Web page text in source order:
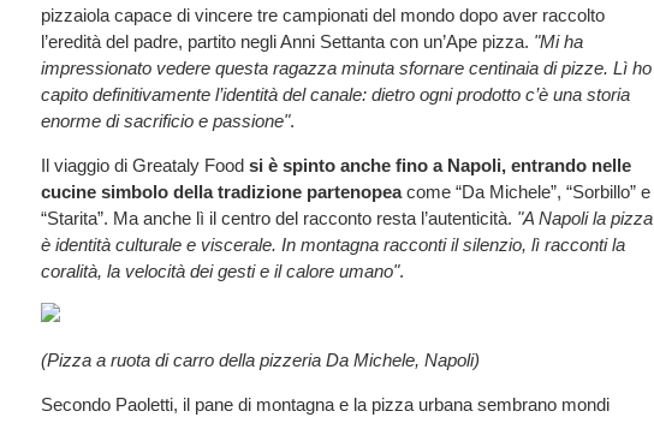
pizzaiola capace di vincere tre campionati del mondo dopo aver raccolto
l’eredità del padre, partito negli Anni Settanta con un’Ape pizza. "Mi ha
impressionato vedere questa ragazza minuta sfornare centinaia di pizze. Lì ho
capito definitivamente l’identità del canale: dietro ogni prodotto c’è una storia
enorme di sacrificio e passione".
Il viaggio di Greataly Food si è spinto anche fino a Napoli, entrando nelle
cucine simbolo della tradizione partenopeacome “Da Michele”, “Sorbillo” e
“Starita”. Ma anche lì il centro del racconto resta l’autenticità. "A Napoli la pizza
è identità culturale e viscerale. In montagna racconti il silenzio, lì racconti la
coralità, la velocità dei gesti e il calore umano".
(Pizza a ruota di carro della pizzeria Da Michele, Napoli)
Secondo Paoletti, il pane di montagna e la pizza urbana sembrano mondi